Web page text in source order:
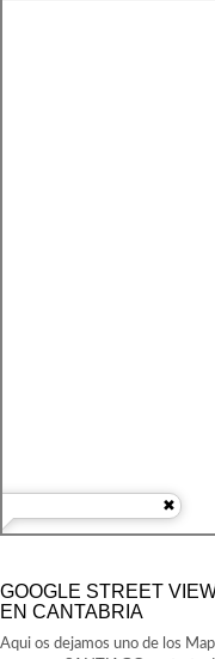
GOOGLE STREET
EN CANTABRIA
Aqui os dejamos uno de los